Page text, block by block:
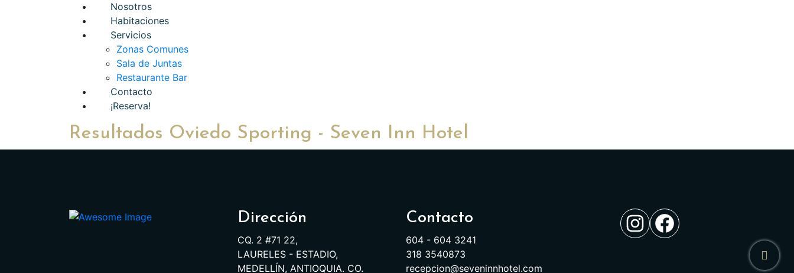
Nosotros
Habitaciones
Servicios
Zonas Comunes
Sala de Juntas
Restaurante Bar
Contacto
¡Reserva!
Resultados Oviedo Sporting - Seven Inn Hotel
Dirección
CQ. 2 #71 22,
LAURELES - ESTADIO,
MEDELLÍN, ANTIOQUIA. CO.
Contacto
604 - 604 3241
318 3540873
recepcion@seveninnhotel.com
Instagram
Facebook